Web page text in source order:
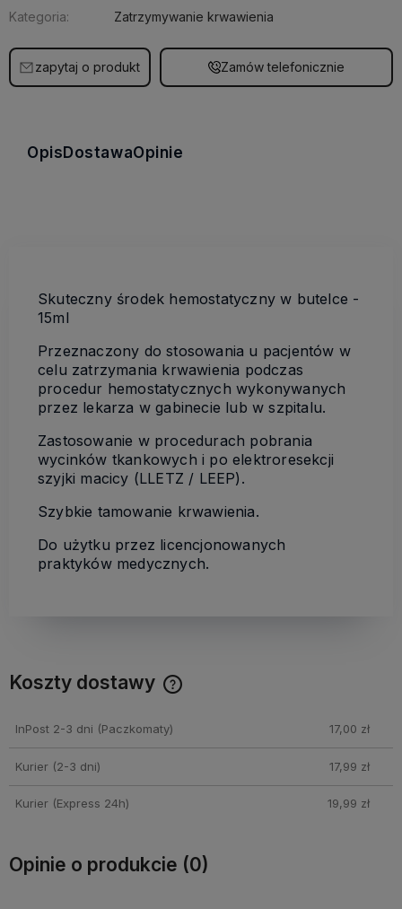
Kategoria:
Zatrzymywanie krwawienia
zapytaj o produkt Zamów telefonicznie
Opis DostawaOpinie
Skuteczny środek hemostatyczny w butelce -
15ml
Przeznaczony do stosowania u pacjentów w
celu zatrzymania krwawienia podczas
procedur hemostatycznych wykonywanych
przez lekarza w gabinecie lub w szpitalu.
Zastosowanie w procedurach pobrania
wycinków tkankowych i po elektroresekcji
szyjki macicy (LLETZ / LEEP).
Szybkie tamowanie krwawienia.
Do użytku przez licencjonowanych
praktyków medycznych.
Koszty dostawy
InPost 2-3 dni (Paczkomaty) 17,00 zł
Kurier (2-3 dni) 17,99 zł
Kurier (Express 24h) 19,99 zł
Opinie o produkcie (0)